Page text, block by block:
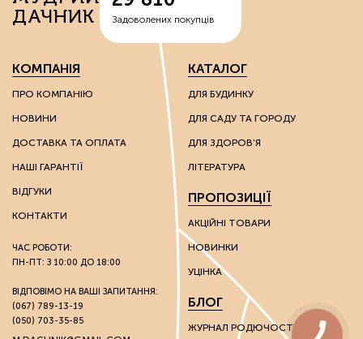
ДАЧНИК
Задоволених покупців
КОМПАНІЯ
ПРО КОМПАНІЮ
НОВИНИ
ДОСТАВКА ТА ОПЛАТА
НАШІ ГАРАНТІЇ
ВІДГУКИ
КОНТАКТИ
ЧАС РОБОТИ:
ПН-ПТ: З 10:00 ДО 18:00
ВІДПОВІМО НА ВАШІ ЗАПИТАННЯ:
(067) 789-13-19
(050) 703-35-85
КАТАЛОГ
ДЛЯ БУДИНКУ
ДЛЯ САДУ ТА ГОРОДУ
ДЛЯ ЗДОРОВ'Я
ЛІТЕРАТУРА
ПРОПОЗИЦІЇ
АКЦІЙНІ ТОВАРИ
НОВИНКИ
УЦІНКА
БЛОГ
ЖУРНАЛ РОДЮЧОСТІ